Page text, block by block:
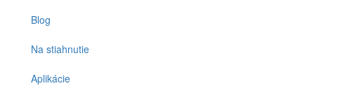
Blog
Na stiahnutie
Aplikácie